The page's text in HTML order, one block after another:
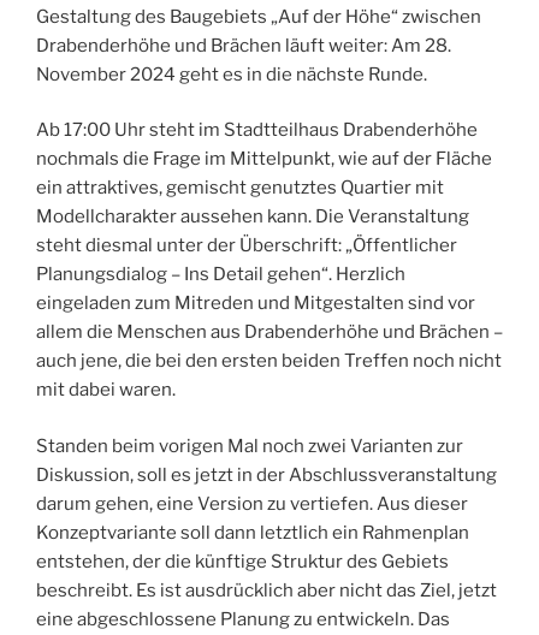
Gestaltung des Baugebiets „Auf der Höhe“ zwischen
Drabenderhöhe und Brächen läuft weiter: Am 28.
November 2024 geht es in die nächste Runde.
Ab 17:00 Uhr steht im Stadtteilhaus Drabenderhöhe
nochmals die Frage im Mittelpunkt, wie auf der Fläche
ein attraktives, gemischt genutztes Quartier mit
Modellcharakter aussehen kann. Die Veranstaltung
steht diesmal unter der Überschrift: „Öffentlicher
Planungsdialog – Ins Detail gehen“. Herzlich
eingeladen zum Mitreden und Mitgestalten sind vor
allem die Menschen aus Drabenderhöhe und Brächen –
auch jene, die bei den ersten beiden Treffen noch nicht
mit dabei waren.
Standen beim vorigen Mal noch zwei Varianten zur
Diskussion, soll es jetzt in der Abschlussveranstaltung
darum gehen, eine Version zu vertiefen. Aus dieser
Konzeptvariante soll dann letztlich ein Rahmenplan
entstehen, der die künftige Struktur des Gebiets
beschreibt. Es ist ausdrücklich aber nicht das Ziel, jetzt
eine abgeschlossene Planung zu entwickeln. Das